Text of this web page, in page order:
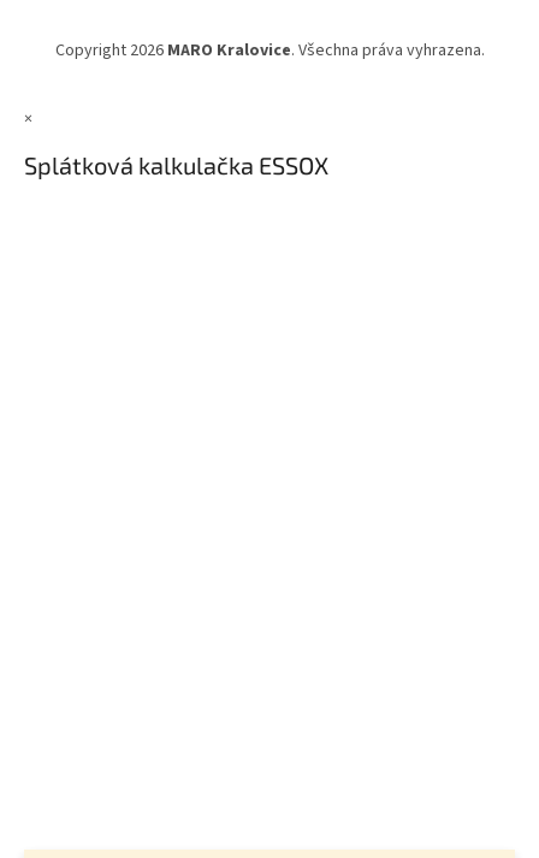
Copyright 2026 MARO Kralovice. Všechna práva vyhrazena.
×
Splátková kalkulačka ESSOX